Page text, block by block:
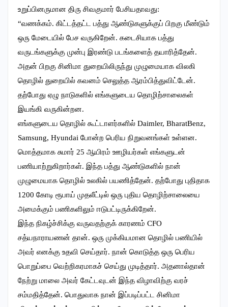
உறுப்பினருமான திரு சிவகுமார் பேசியதாவது:
“வணக்கம். கிட்டத்தட்ட பத்து ஆண்டுகளுக்குப் பிறகு மீண்டும்
ஒரு மேடையில் பேச வருகிறேன். கடைசியாக பத்து
வருடங்களுக்கு முன்பு இரண்டு படங்களைத் தயாரித்தேன்.
அதன் பிறகு சினிமா துறையிலிருந்து முழுமையாக விலகி
தொழில் துறையில் கவனம் செலுத்த ஆரம்பித்துவிட்டேன்.
தற்போது ஏழு நாடுகளில் எங்களுடைய தொழிற்சாலைகள்
இயங்கி வருகின்றன.
எங்களுடைய தொழில் கூட்டாளர்களில் Daimler, BharatBenz,
Samsung, Hyundai போன்ற பெரிய நிறுவனங்கள் உள்ளன.
மொத்தமாக சுமார் 25 ஆயிரம் ஊழியர்கள் எங்களுடன்
பணியாற்றுகிறார்கள். இந்த பத்து ஆண்டுகளில் நான்
முழுமையாக தொழில் உலகில் பயணித்தேன். தற்போது புதிதாக
1200 கோடி ரூபாய் முதலீட்டில் ஒரு புதிய தொழிற்சாலையை
அமைக்கும் பணிகளிலும் ஈடுபட்டிருக்கிறேன்.
இந்த நிகழ்ச்சிக்கு வருவதற்குக் காரணம் CFO
சத்யநாராயணன் தான். ஒரு முக்கியமான தொழில் பணியில்
அவர் எனக்கு உதவி செய்தார். நான் கொடுத்த ஒரு பெரிய
பொறுப்பை வெற்றிகரமாகச் செய்து முடித்தார். அதனால்தான்
நேற்று மாலை அவர் கேட்டவுடன் இந்த விழாவிற்கு வரச்
சம்மதித்தேன். பொதுவாக நான் இப்படிப்பட்ட சினிமா